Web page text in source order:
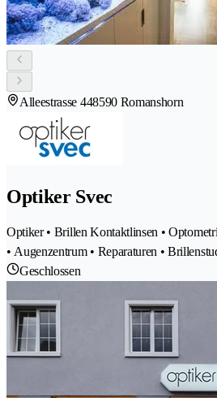
Alleestrasse 448590 Romanshorn
Optiker Svec
Optiker • Brillen Kontaktlinsen •
• Augenzentrum • Reparaturen •
Geschlossen